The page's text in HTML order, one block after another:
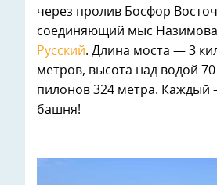
через пролив Босфор
соединяющий мыс Назимова
Русский. Длина моста — 3
метров, высота над водой
пилонов 324 метра. Каждый
башня!